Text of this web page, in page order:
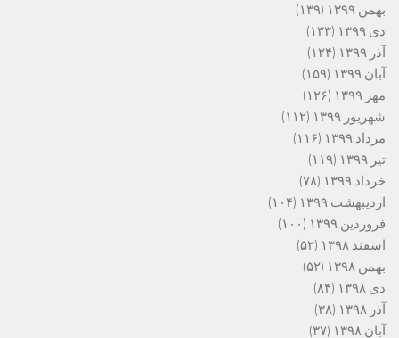
بهمن ۱۳۹۹
(۱۳۹)
دی ۱۳۹۹
(۱۳۳)
آذر ۱۳۹۹
(۱۲۴)
آبان ۱۳۹۹
(۱۵۹)
مهر ۱۳۹۹
(۱۲۶)
شهریور ۱۳۹۹
(۱۱۲)
مرداد ۱۳۹۹
(۱۱۶)
تیر ۱۳۹۹
(۱۱۹)
خرداد ۱۳۹۹
(۷۸)
اردیبهشت ۱۳۹۹
(۱۰۴)
فروردین ۱۳۹۹
(۱۰۰)
اسفند ۱۳۹۸
(۵۲)
بهمن ۱۳۹۸
(۵۲)
دی ۱۳۹۸
(۸۴)
آذر ۱۳۹۸
(۳۸)
آبان ۱۳۹۸
(۳۷)